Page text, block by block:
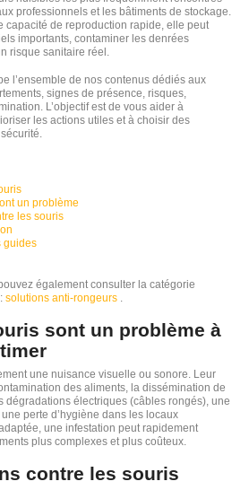
professionnels et les bâtiments de stockage.
capacité de reproduction rapide, elle peut
importants, contaminer les denrées
risque sanitaire réel.
l’ensemble de nos contenus dédiés aux
signes de présence, risques,
L’objectif est de vous aider à
les actions utiles et à choisir des
un problème
les souris
guides
également consulter la catégorie
solutions anti-rongeurs .
sont un problème à
une nuisance visuelle ou sonore. Leur
des aliments, la dissémination de
dégradations électriques (câbles rongés), une
perte d’hygiène dans les locaux
une infestation peut rapidement
plus complexes et plus coûteux.
contre les souris